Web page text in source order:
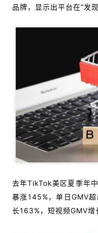
品牌，显示出平台在“发
去年TikTok美区夏季年
暴涨145%，单日GMV超
长163%，短视频GMV增